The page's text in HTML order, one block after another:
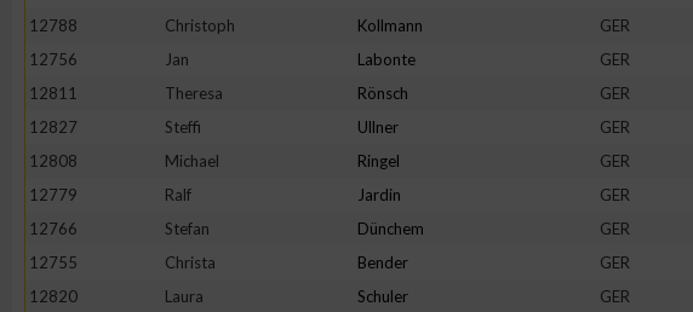
12788
Christoph Kollmann GER
12756
Jan Labonte GER
12811
Theresa Rönsch GER
12827
Steffi Ullner GER
12808
Michael Ringel GER
12779
Ralf Jardin GER
12766
Stefan Dünchem GER
12755
Christa Bender GER
12820
Laura Schuler GER
Verwendung reduzierter Daten zur Auswahl von Inhalten
IAB-Besonderheiten:
Verwendung genauer Standortdaten
Nicht-IAB-Verarbeitungszwecke: